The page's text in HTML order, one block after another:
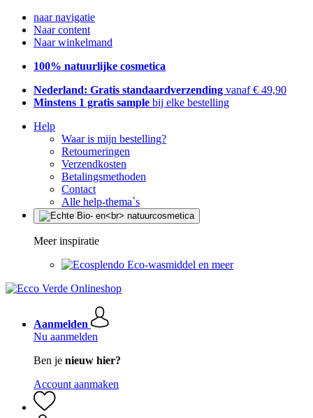
naar navigatie
Naar content
Naar winkelmand
100% natuurlijke cosmetica
Nederland: Gratis standaardverzending vanaf € 49,90
Minstens 1 gratis sample bij elke bestelling
Help
Waar is mijn bestelling?
Retourneringen
Verzendkosten
Betalingsmethoden
Contact
Alle help-thema`s
Meer inspiratie
Eco-wasmiddel en meer
Aanmelden
Nu aanmelden
Ben je nieuw hier?
Account aanmaken